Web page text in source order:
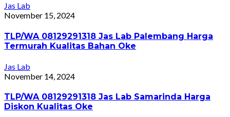
Jas Lab
November 15, 2024
TLP/WA 08129291318 Jas Lab Palembang Harga
Termurah Kualitas Bahan Oke
Jas Lab
November 14, 2024
TLP/WA 08129291318 Jas Lab Samarinda Harga
Diskon Kualitas Oke